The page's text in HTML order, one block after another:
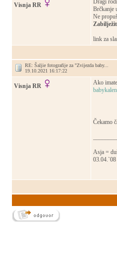
Visnja RR
Dragi
Brčkanje
Ne
link za
RE: Šaljie fotografije za "Zvijezda baby...
19.10.2021 16:17:22
Visnja RR
Ako
Čekamo
Asja =
03.04.`08